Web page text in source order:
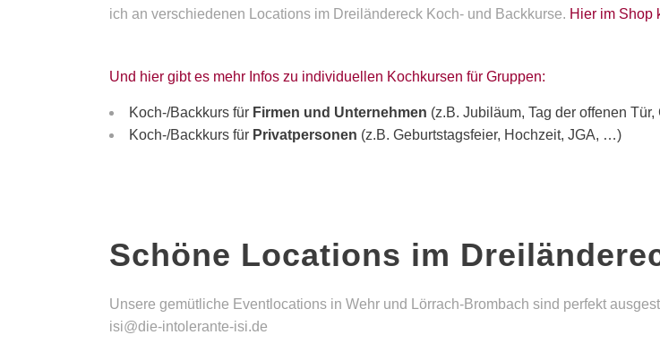
ich an verschiedenen Locations im Dreiländereck Koch- und Backkurse. Hier im Shop
Und hier gibt es mehr Infos zu individuellen Kochkursen für Gruppen:
Koch-/Backkurs für Firmen und Unternehmen (z.B. Jubiläum, Tag der offenen
Koch-/Backkurs für Privatpersonen (z.B. Geburtstagsfeier, Hochzeit, JGA, …)
Schöne Locations im
Unsere gemütliche Eventlocations in Wehr und Lörrach-Brombach sind perfekt
isi@die-intolerante-isi.de